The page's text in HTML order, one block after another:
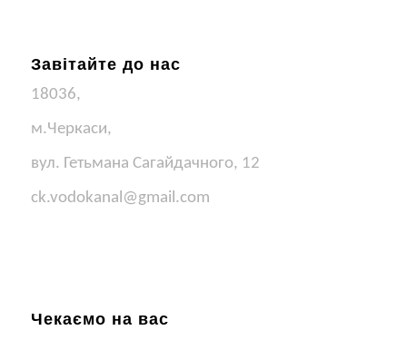
Завітайте до нас
18036,
м.Черкаси,
вул. Гетьмана Сагайдачного, 12
ck.vodokanal@gmail.com
Чекаємо на вас